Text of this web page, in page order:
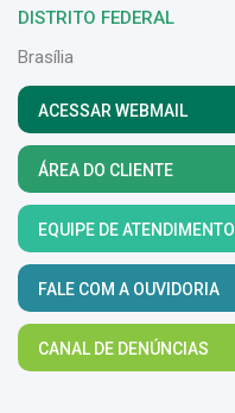
DISTRITO FEDERAL
Brasília
ACESSAR WEBMAIL
ÁREA DO CLIENTE
EQUIPE DE ATENDIMENTO
FALE COM A OUVIDORIA
CANAL DE DENÚNCIAS